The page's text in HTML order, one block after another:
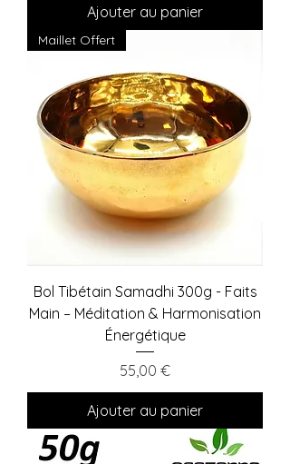
Ajouter au panier
Maillet Offert
Bol Tibétain Samadhi 300g - Faits
Main – Méditation & Harmonisation
Énergétique
Prix
55,00 €
Ajouter au panier